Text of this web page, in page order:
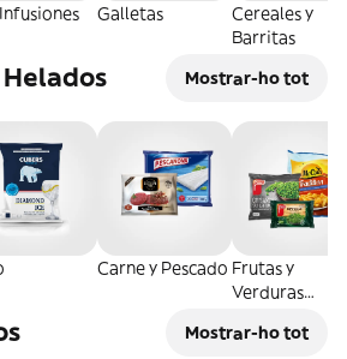
Galletas
Cereales y
Barritas
Mostrar-ho tot
Carne y Pescado Frutas y
Verduras
Mostrar-ho tot